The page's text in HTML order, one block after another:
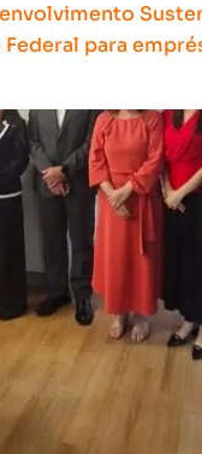
para